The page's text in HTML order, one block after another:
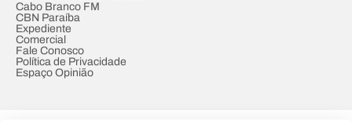
Cabo Branco FM
CBN Paraíba
Expediente
Comercial
Fale Conosco
Política de Privacidade
Espaço Opinião